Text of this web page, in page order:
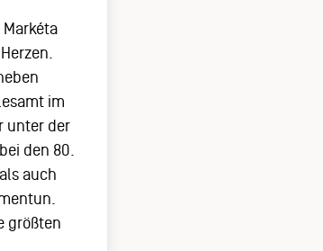
im
unter der
den 80.
auch
größten